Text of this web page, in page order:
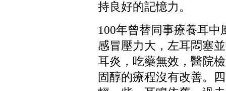
持良好的記憶力。
100年曾替同事療養耳中
感冒壓力大，左耳悶塞
耳炎，吃藥無效，醫院
固醇的療程沒有改善。